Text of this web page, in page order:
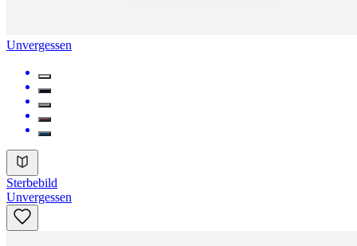
Unvergessen
Sterbebild
Unvergessen